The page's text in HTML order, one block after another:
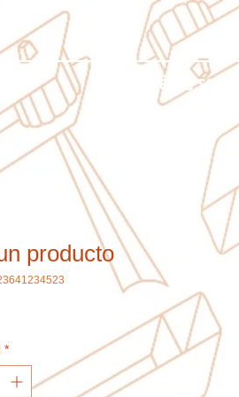
¿Quiénes somos?
producto
*